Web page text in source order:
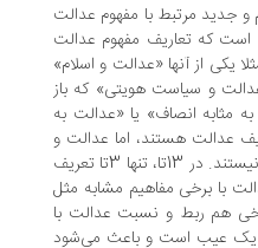
با مفهوم عدالت
تعاریف مفهوم عدالت
از آنها «عدالت و اسلام»
هویتی» که باز
انصاف» یا «عدالت به
هستند، اما عدالت و
زمینه‌های اجتماعی از تعاریف عدالت نیستند. در 13تا، تنها 3‌تا تعریف
مفاهیم مشابه مثل
و نسبت عدالت با
است و باعث می‌شود